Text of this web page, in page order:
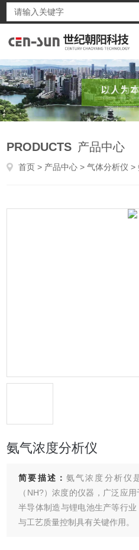
PRODUCTS 产品中心
首页 > 产品中心 >气体分析仪 >
氨气浓度分析仪
简要描述： 氨气浓度分析仪
（NH?）浓度的仪器，广泛应
半导体制造与锂电池生产等行
与工艺质量控制具有关键作用。